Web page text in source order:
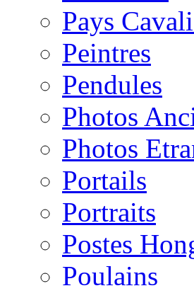
Pays
Peintres
Pendules
Photos
Photos
Portails
Portraits
Postes
Poulains